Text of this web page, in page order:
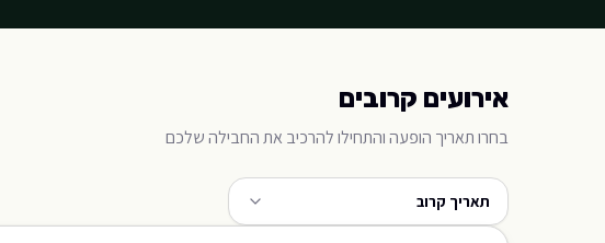
אירועים קרובים
בחרו תאריך הופעה והתחילו להרכיב את החבילה שלכם
תאריך קרוב